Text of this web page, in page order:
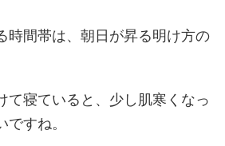
時間帯は、朝日が昇る明け方の
て寝ていると、少し肌寒くなっ
すね。